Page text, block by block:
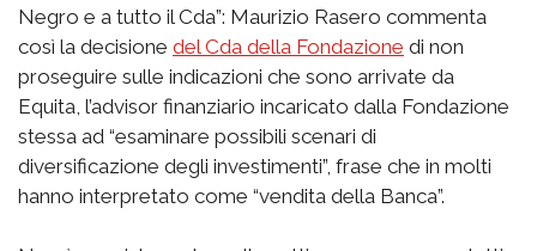
Negro e a tutto il Cda”: Maurizio Rasero commenta
così la decisione del Cda della Fondazione di non
proseguire sulle indicazioni che sono arrivate da
Equita, l’advisor finanziario incaricato dalla Fondazione
stessa ad “esaminare possibili scenari di
diversificazione degli investimenti”, frase che in molti
hanno interpretato come “vendita della Banca”.